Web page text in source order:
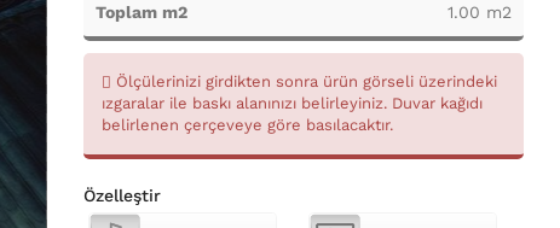
Toplam m2 1.00 m2
Ölçülerinizi girdikten sonra ürün görseli üzerindeki
ızgaralar ile baskı alanınızı belirleyiniz. Duvar kağıdı
belirlenen çerçeveye göre basılacaktır.
Özelleştir